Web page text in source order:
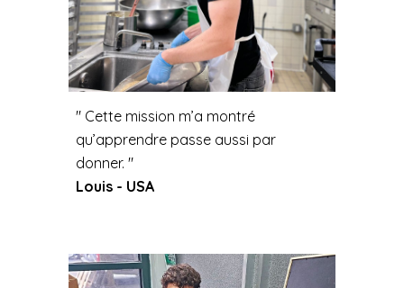
" Cette mission m’a montré
qu’apprendre passe aussi par
donner. "
Louis - USA